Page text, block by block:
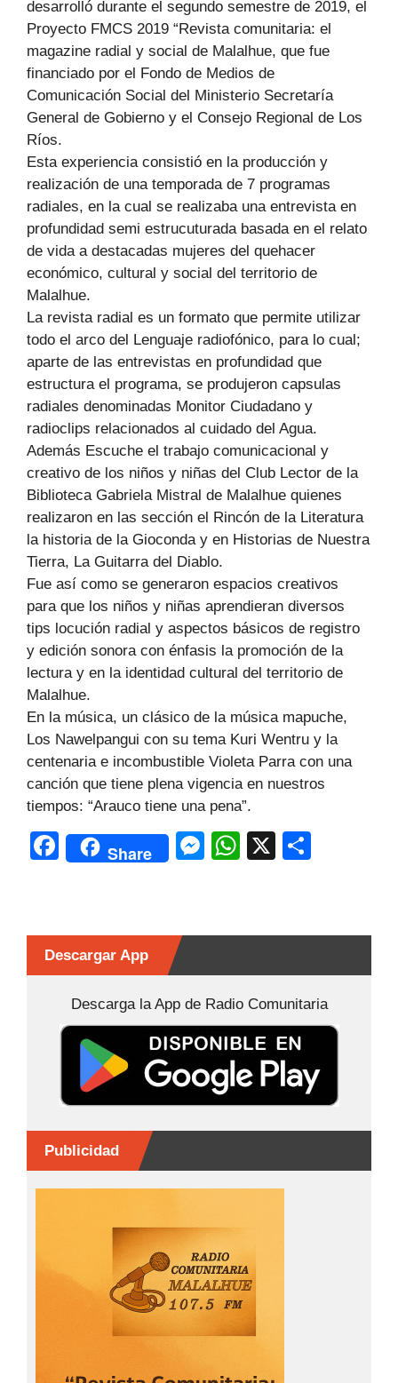
desarrolló durante el segundo semestre de 2019, el
Proyecto FMCS 2019 “Revista comunitaria: el
magazine radial y social de Malalhue, que fue
financiado por el Fondo de Medios de
Comunicación Social del Ministerio Secretaría
General de Gobierno y el Consejo Regional de Los
Ríos.
Esta experiencia consistió en la producción y
realización de una temporada de 7 programas
radiales, en la cual se realizaba una entrevista en
profundidad semi estrucuturada basada en el relato
de vida a destacadas mujeres del quehacer
económico, cultural y social del territorio de
Malalhue.
La revista radial es un formato que permite utilizar
todo el arco del Lenguaje radiofónico, para lo cual;
aparte de las entrevistas en profundidad que
estructura el programa, se produjeron capsulas
radiales denominadas Monitor Ciudadano y
radioclips relacionados al cuidado del Agua.
Además Escuche el trabajo comunicacional y
creativo de los niños y niñas del Club Lector de la
Biblioteca Gabriela Mistral de Malalhue quienes
realizaron en las sección el Rincón de la Literatura
la historia de la Gioconda y en Historias de Nuestra
Tierra, La Guitarra del Diablo.
Fue así como se generaron espacios creativos
para que los niños y niñas aprendieran diversos
tips locución radial y aspectos básicos de registro
y edición sonora con énfasis la promoción de la
lectura y en la identidad cultural del territorio de
Malalhue.
En la música, un clásico de la música mapuche,
Los Nawelpangui con su tema Kuri Wentru y la
centenaria e incombustible Violeta Parra con una
canción que tiene plena vigencia en nuestros
tiempos: “Arauco tiene una pena”.
F
a
e
b
o
o
k
Share
M
s
n
g
er
W
s
p
p
X
p
tir
Descargar App
Descarga la App de Radio Comunitaria
Publicidad